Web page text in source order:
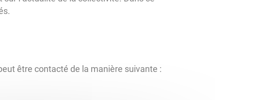
être contacté de la manière suivante :